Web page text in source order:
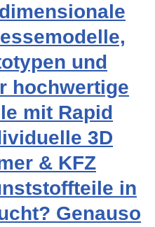
und
hochwertige
mit Rapid
3D
& KFZ
in
Genauso